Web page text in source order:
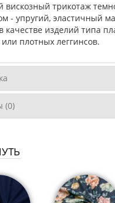
вискозный трикотаж
- упругий, эластичный
качестве изделий типа
плотных леггинсов.
(0)